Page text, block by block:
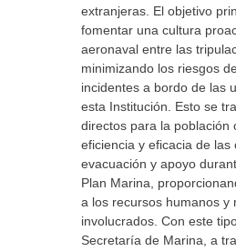
extranjeras. El objetivo
fomentar una cultura
aeronaval entre las
minimizando los riesgos
incidentes a bordo de las
esta Institución. Esto se
directos para la población
eficiencia y eficacia de las
evacuación y apoyo
Plan Marina,
a los recursos humanos y
involucrados. Con este
Secretaría de Marina, a